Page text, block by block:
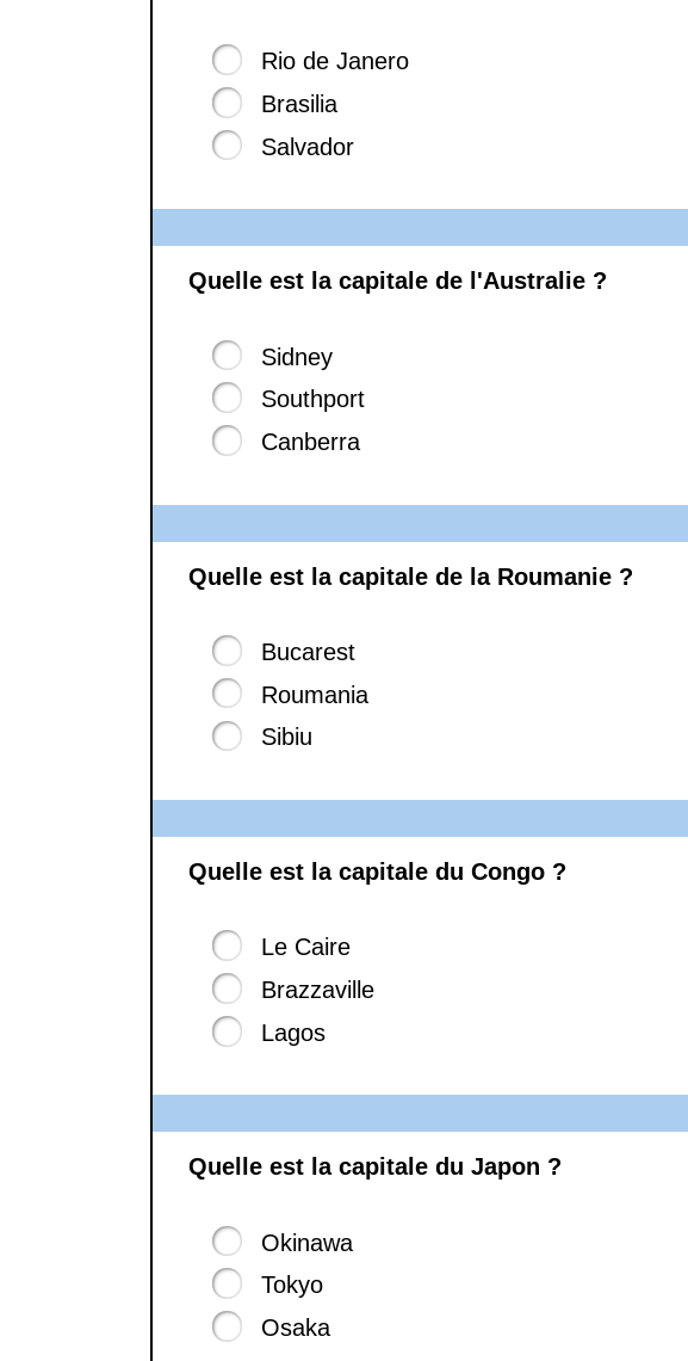
Rio de Janero
Brasilia
Salvador
Quelle est la capitale de l'Australie ?
Sidney
Southport
Canberra
Quelle est la capitale de la Roumanie ?
Bucarest
Roumania
Sibiu
Quelle est la capitale du Congo ?
Le Caire
Brazzaville
Lagos
Quelle est la capitale du Japon ?
Okinawa
Tokyo
Osaka